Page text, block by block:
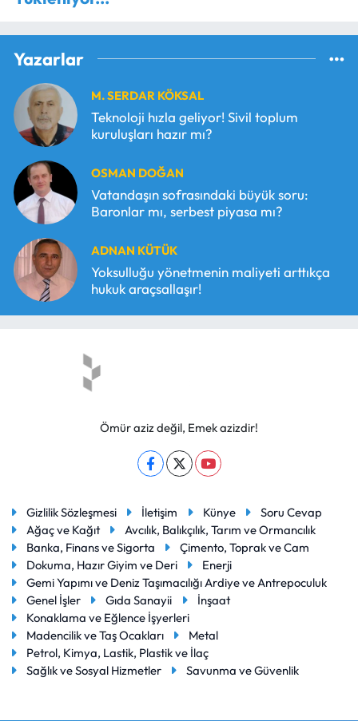
Yazarlar
M. SERDAR KÖKSAL
Teknoloji hızla geliyor! Sivil toplum
kuruluşları hazır mı?
OSMAN DOĞAN
Vatandaşın sofrasındaki büyük soru:
Baronlar mı, serbest piyasa mı?
ADNAN KÜTÜK
Yoksulluğu yönetmenin maliyeti arttıkça
hukuk araçsallaşır!
Ömür aziz değil, Emek azizdir!
Gizlilik Sözleşmesi İletişim Künye
Soru Cevap
Ağaç ve Kağıt
Avcılık, Balıkçılık, Tarım ve Ormancılık
Banka, Finans ve Sigorta
Çimento, Toprak ve Cam
Dokuma, Hazır Giyim ve Deri
Enerji
Gemi Yapımı ve Deniz Taşımacılığı Ardiye ve Antrepoculuk
Genel İşler
Gıda Sanayii
İnşaat
Konaklama ve Eğlence İşyerleri
Madencilik ve Taş Ocakları
Metal
Petrol, Kimya, Lastik, Plastik ve İlaç
Sağlık ve Sosyal Hizmetler
Savunma ve Güvenlik